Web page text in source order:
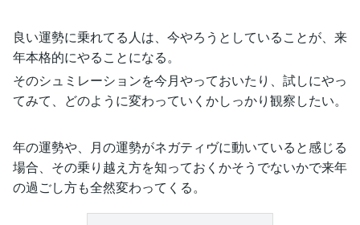
良い運勢に乗れてる人は、今やろうとしていることが、来
年本格的にやることになる。
そのシュミレーションを今月やっておいたり、試しにやっ
てみて、どのように変わっていくかしっかり観察したい。
年の運勢や、月の運勢がネガティヴに動いていると感じる
場合、その乗り越え方を知っておくかそうでないかで来年
の過ごし方も全然変わってくる。